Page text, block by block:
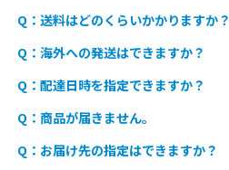
Q：送料はどのくらいかかりますか？
Q：海外への発送はできますか？
Q：配達日時を指定できますか？
Q：商品が届きません。
Q：お届け先の指定はできますか？